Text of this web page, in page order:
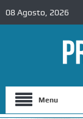
08 Agosto, 2026
Menu